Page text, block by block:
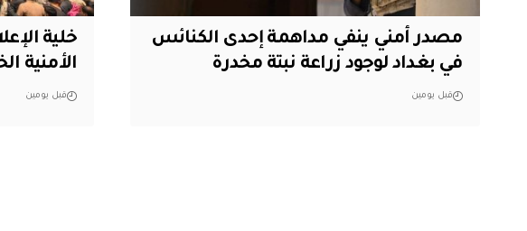
مصدر أمني ينفي مداهمة إحدى الكنائس
في بغداد لوجود زراعة نبتة مخدرة
قبل يومين
خلية
الأمنية
قبل يومين